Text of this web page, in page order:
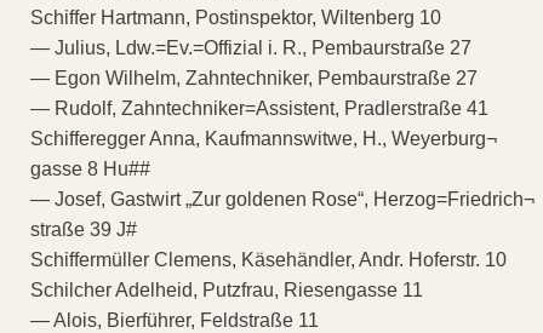
Schiffer Hartmann, Postinspektor, Wiltenberg 10
— Julius, Ldw.=Ev.=Offizial i. R., Pembaurstraße 27
— Egon Wilhelm, Zahntechniker, Pembaurstraße 27
— Rudolf, Zahntechniker=Assistent, Pradlerstraße 41
Schifferegger Anna, Kaufmannswitwe, H., Weyerburg¬
gasse 8 Hu##
— Josef, Gastwirt „Zur goldenen Rose“, Herzog=Friedrich¬
straße 39 J#
Schiffermüller Clemens, Käsehändler, Andr. Hoferstr. 10
Schilcher Adelheid, Putzfrau, Riesengasse 11
— Alois, Bierführer, Feldstraße 11